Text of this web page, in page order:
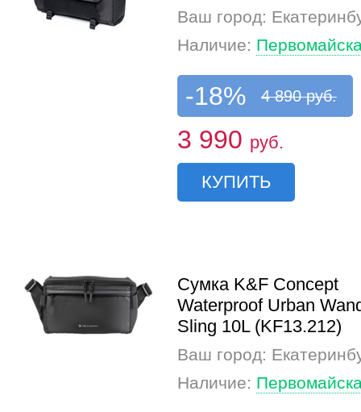
Ваш город:
Наличие:
-18% 4 890 руб.
3 990 руб.
КУПИТЬ
Сумка K&F Concept
Waterproof Urban
Sling 10L (KF13.212)
Ваш город:
Наличие: